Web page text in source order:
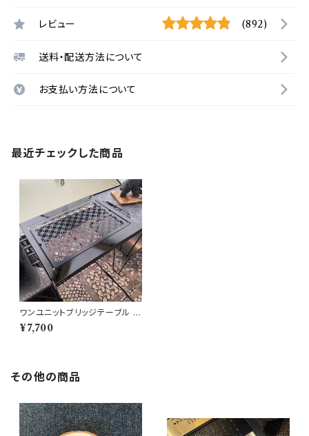
レビュー (892)
送料・配送方法について
お支払い方法について
最近チェックした商品
ワンユニットブリッジテーブル 【
フィールドラック 】ユニフレーム
¥7,700
その他の商品